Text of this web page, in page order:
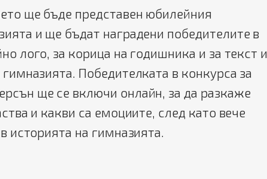
ще бъде представен юбилейния
и ще бъдат наградени победителите в
лого, за корица на годишника и за текст и
Победителката в конкурса за
ще се включи онлайн, за да разкаже
и какви са емоциите, след като вече
историята на гимназията.